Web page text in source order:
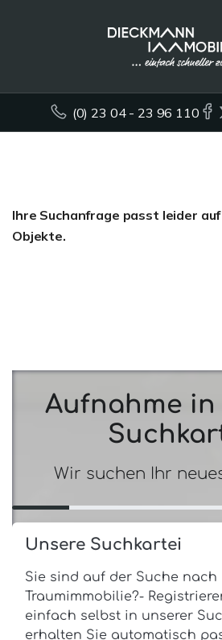
(0) 23 04 - 23 96 110
Ihre Suchanfrage passt leider
Objekte.